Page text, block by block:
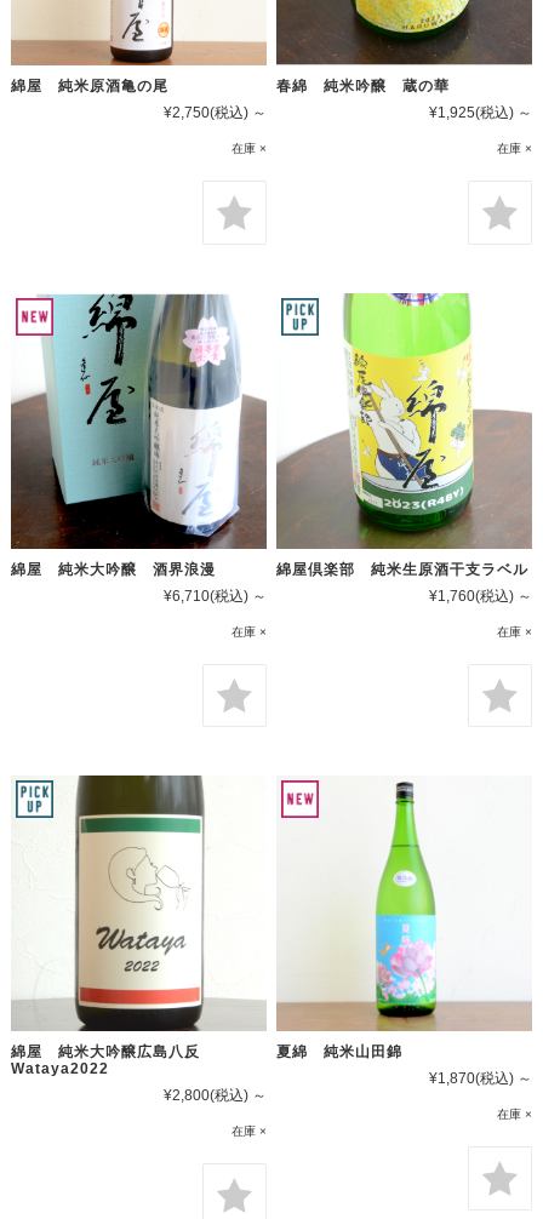
綿屋 純米原酒亀の尾
¥2,750(税込) ～
在庫 ×
春綿 純米吟醸 蔵の華
¥1,925(税込) ～
在庫 ×
綿屋 純米大吟醸 酒界浪漫
¥6,710(税込) ～
在庫 ×
綿屋倶楽部 純米生原酒干支ラベル
¥1,760(税込) ～
在庫 ×
綿屋 純米大吟醸広島八反
Wataya2022
¥2,800(税込) ～
在庫 ×
夏綿 純米山田錦
¥1,870(税込) ～
在庫 ×